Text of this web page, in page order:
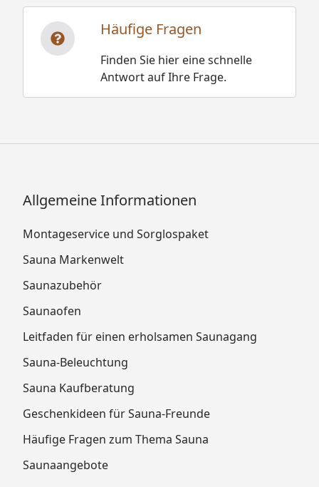
Häufige Fragen
Finden Sie hier eine schnelle
Antwort auf Ihre Frage.
Allgemeine Informationen
Montageservice und Sorglospaket
Sauna Markenwelt
Saunazubehör
Saunaofen
Leitfaden für einen erholsamen Saunagang
Sauna-Beleuchtung
Sauna Kaufberatung
Geschenkideen für Sauna-Freunde
Häufige Fragen zum Thema Sauna
Saunaangebote